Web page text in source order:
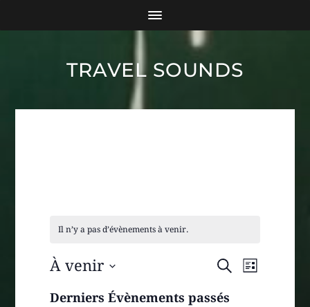
TRAVEL SOUNDS
Il n’y a pas d’évènements à venir.
ET
RECHERCHE
LISTE
À venir
UNE
Derniers Évènements passés